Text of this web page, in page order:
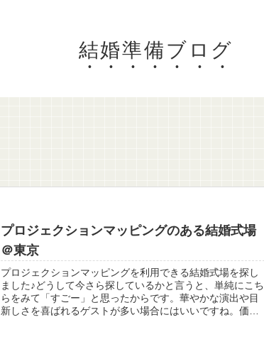
結婚準備ブログ
プロジェクションマッピングのある結婚式場
＠東京
プロジェクションマッピングを利用できる結婚式場を探し
ました♪どうして今さら探しているかと言うと、単純にこち
らをみて「すごー」と思ったからです。華やかな演出や目
新しさを喜ばれるゲストが多い場合にはいいですね。価格